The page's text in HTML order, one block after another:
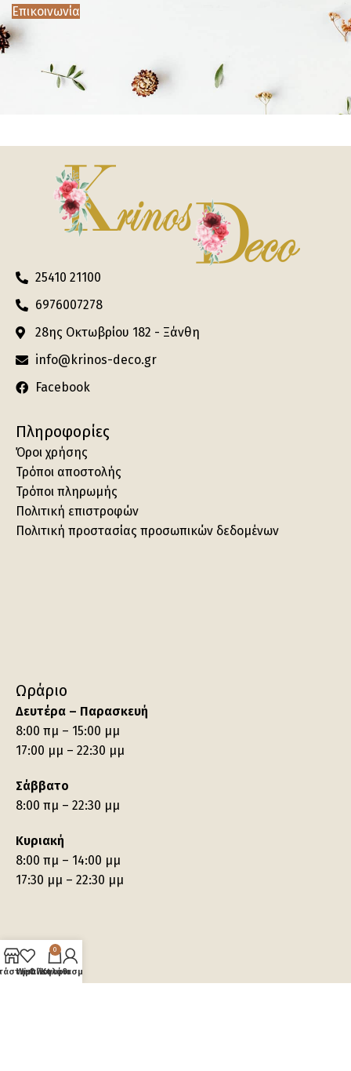
Επικοινωνία
25410 21100
6976007278
28ης Οκτωβρίου 182 - Ξάνθη
info@krinos-deco.gr
Facebook
Πληροφορίες
Όροι χρήσης
Τρόποι αποστολής
Τρόποι πληρωμής
Πολιτική επιστροφών
Πολιτική προστασίας προσωπικών δεδομένων
Ωράριο
Δευτέρα – Παρασκευή
8:00 πμ – 15:00 μμ
17:00 μμ – 22:30 μμ
Σάββατο
8:00 πμ – 22:30 μμ
Κυριακή
8:00 πμ – 14:00 μμ
17:30 μμ – 22:30 μμ
Wishlist
0
Καλάθι
Ο λογαριασμός μου